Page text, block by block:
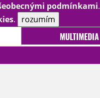
podmínkami.
. rozumím
MULTIMEDIA